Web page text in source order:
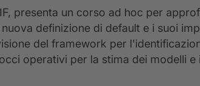
presenta un corso ad hoc per
definizione di default e i suoi
del framework per
operativi per la stima dei modelli e